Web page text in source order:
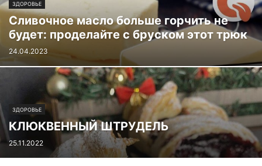
ЗДОРОВЬЕ
Сливочное масло больше горчить не
будет: проделайте с бруском этот трюк
24.04.2023
ЗДОРОВЬЕ
КЛЮКВЕННЫЙ ШТРУДЕЛЬ
25.11.2022